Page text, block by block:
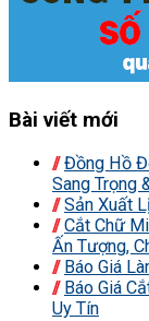
Bài viết mới
Đồng Hồ
Sang Trọng
Sản Xuất
Cắt Chữ
Ấn Tượng,
Báo Giá
Báo Giá
Uy Tín